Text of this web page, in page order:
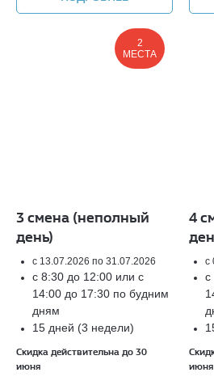
2
МЕСТА
3 смена (неполный
день)
с 13.07.2026 по 31.07.2026
с 8:30 до 12:00 или с
14:00 до 17:30 по будним
дням
15 дней (3 недели)
Скидка действительна до 30
июня
4
с
с
июня